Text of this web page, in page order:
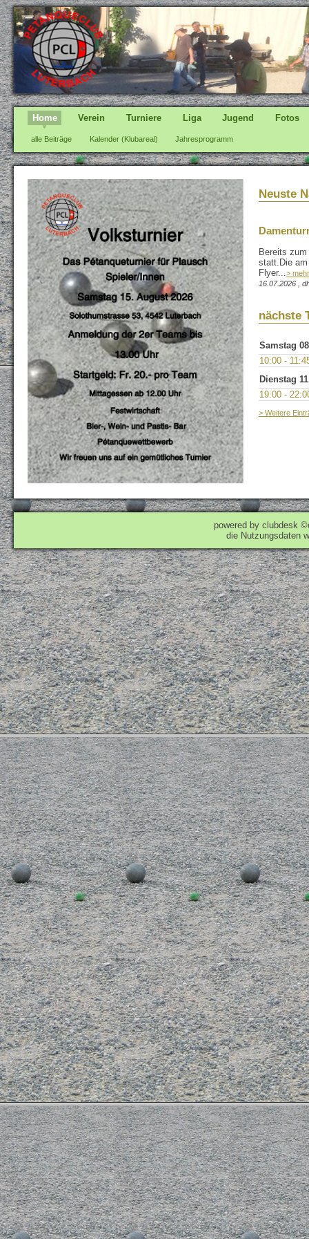
Home Verein Turniere Liga Jugend Fotos
alle Beiträge Kalender (Klubareal) Jahresprogramm
Neuste
Bereits
statt.Die
Flyer...> mehr
16.07.2026 ,
nächste
Samstag
10:00 -
Dienstag
19:00 -
> Weitere
powered by clubdesk
die Nutzungsdaten